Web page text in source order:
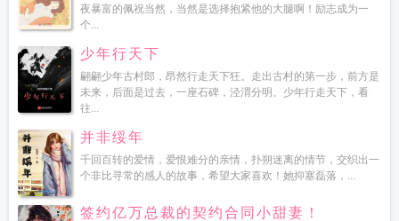
夜暴富的佩祝当然，当然是选择抱紧他的大腿啊！励志成为一
个...
少年行天下
翩翩少年古村郎，昂然行走天下狂。走出古村的第一步，前方是
未来，后面是过去，一座石碑，泾渭分明。少年行走天下，看
往...
并非绥年
千回百转的爱情，爱恨难分的亲情，扑朔迷离的情节，交织出一
个非比寻常的感人的故事，希望大家喜欢！她抑塞磊落，...
签约亿万总裁的契约合同小甜妻！